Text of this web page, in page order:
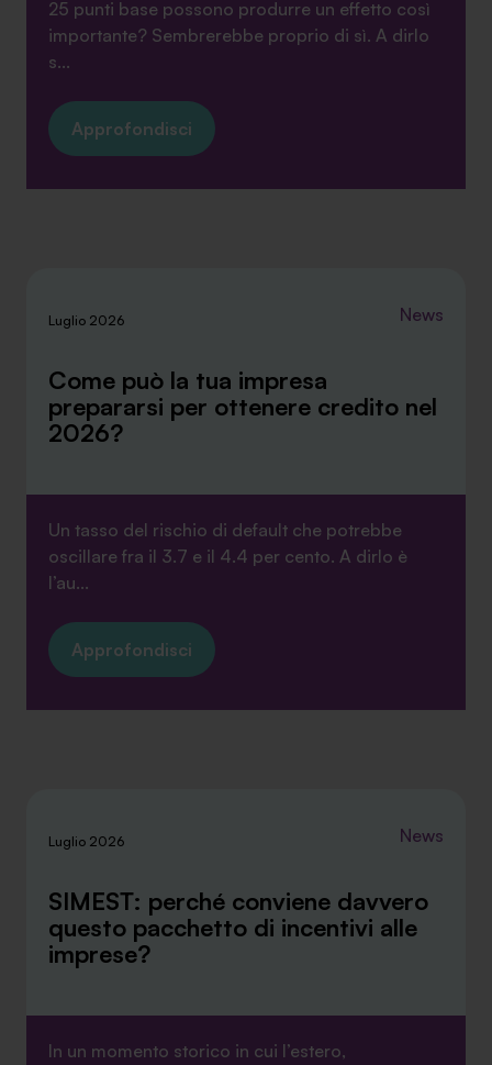
25 punti base possono produrre un effetto così
importante? Sembrerebbe proprio di sì. A dirlo
s...
Approfondisci
Luglio 2026 News
Come può la tua impresa
prepararsi per ottenere credito nel
2026?
Un tasso del rischio di default che potrebbe
oscillare fra il 3.7 e il 4.4 per cento. A dirlo è
l’au...
Approfondisci
Luglio 2026 News
SIMEST: perché conviene davvero
questo pacchetto di incentivi alle
imprese?
In un momento storico in cui l’estero,